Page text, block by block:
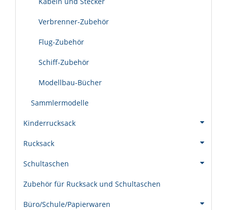
Verbrenner-Zubehör
Flug-Zubehör
Schiff-Zubehör
Modellbau-Bücher
Sammlermodelle
Kinderrucksack
Rucksack
Schultaschen
Zubehör für Rucksack und Schultaschen
Büro/Schule/Papierwaren